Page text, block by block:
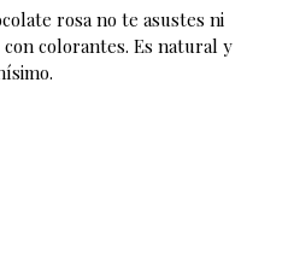
rosa no te asustes ni
colorantes. Es natural y